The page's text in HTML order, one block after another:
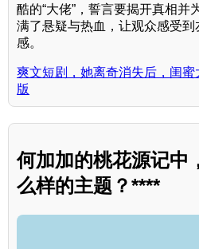
酷的“大佬”，誓言要揭开真相并
满了悬疑与热血，让观众感受
感。
爽文短剧，她离奇消失后，闺
版
何加加的桃花源记中
么样的主题？****